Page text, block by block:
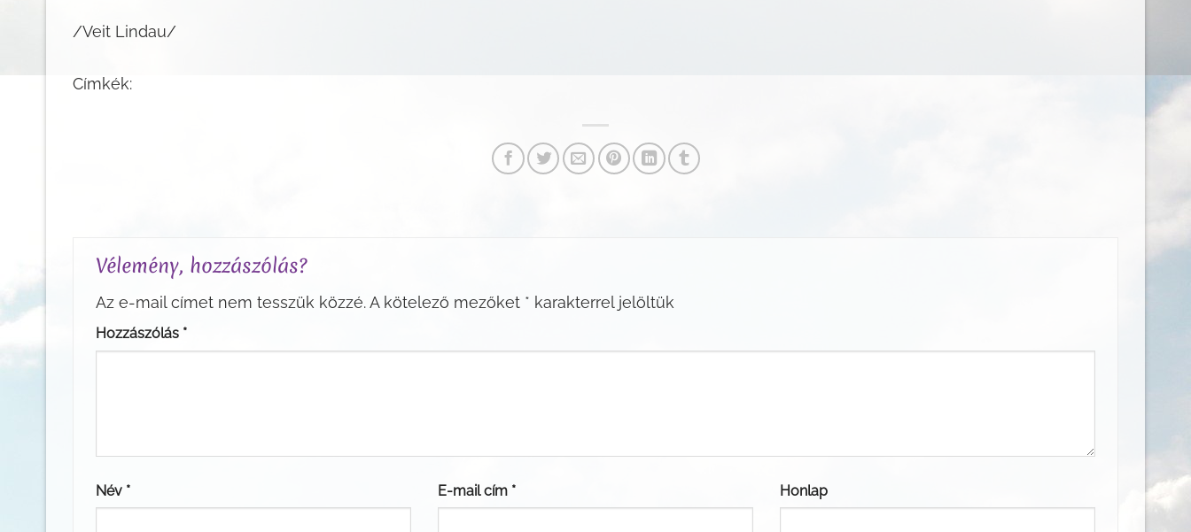
/Veit Lindau/
Címkék:
Vélemény, hozzászólás?
Az e-mail címet nem tesszük közzé.A kötelező mezőket * karakterrel jelöltük
Hozzászólás *
Név * E-mail cím * Honlap